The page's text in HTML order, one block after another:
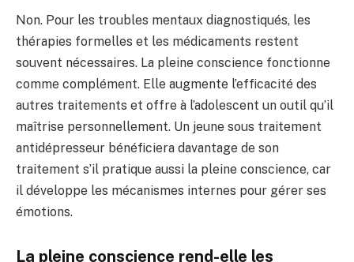
Non. Pour les troubles mentaux diagnostiqués, les
thérapies formelles et les médicaments restent
souvent nécessaires. La pleine conscience fonctionne
comme complément. Elle augmente l’efficacité des
autres traitements et offre à l’adolescent un outil qu’il
maîtrise personnellement. Un jeune sous traitement
antidépresseur bénéficiera davantage de son
traitement s’il pratique aussi la pleine conscience, car
il développe les mécanismes internes pour gérer ses
émotions.
La pleine conscience rend-elle les